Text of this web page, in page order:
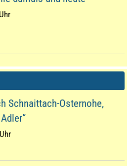
Schnaittach-Osternohe,